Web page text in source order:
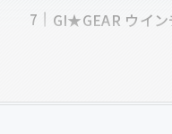
GI★GEAR ウイ